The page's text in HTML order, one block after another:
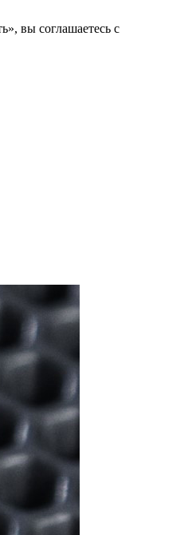
вы соглашаетесь с